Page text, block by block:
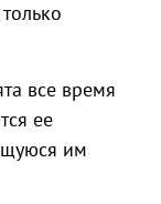
все время
ее
им